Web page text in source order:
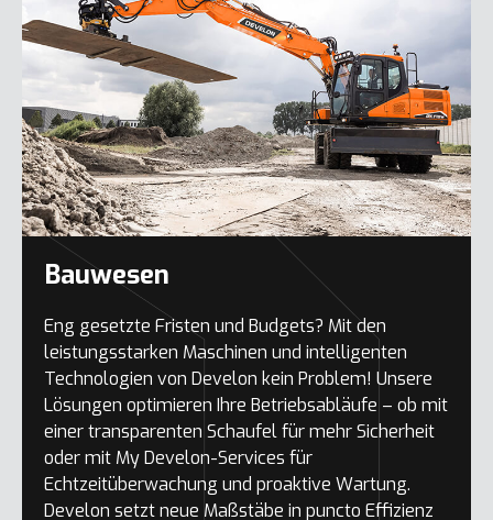
Bauwesen
Eng gesetzte Fristen und Budgets? Mit den
leistungsstarken Maschinen und intelligenten
Technologien von Develon kein Problem! Unsere
Lösungen optimieren Ihre Betriebsabläufe – ob mit
einer transparenten Schaufel für mehr Sicherheit
oder mit My Develon-Services für
Echtzeitüberwachung und proaktive Wartung.
Develon setzt neue Maßstäbe in puncto Effizienz